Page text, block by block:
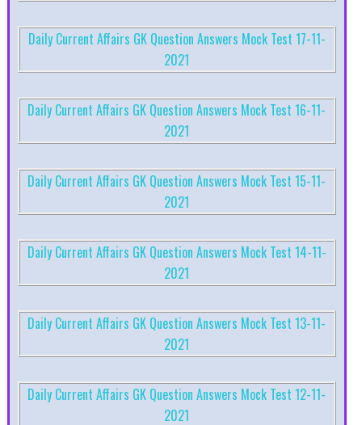
Daily Current Affairs GK Question Answers Mock Test 17-11-
2021
Daily Current Affairs GK Question Answers Mock Test 16-11-
2021
Daily Current Affairs GK Question Answers Mock Test 15-11-
2021
Daily Current Affairs GK Question Answers Mock Test 14-11-
2021
Daily Current Affairs GK Question Answers Mock Test 13-11-
2021
Daily Current Affairs GK Question Answers Mock Test 12-11-
2021